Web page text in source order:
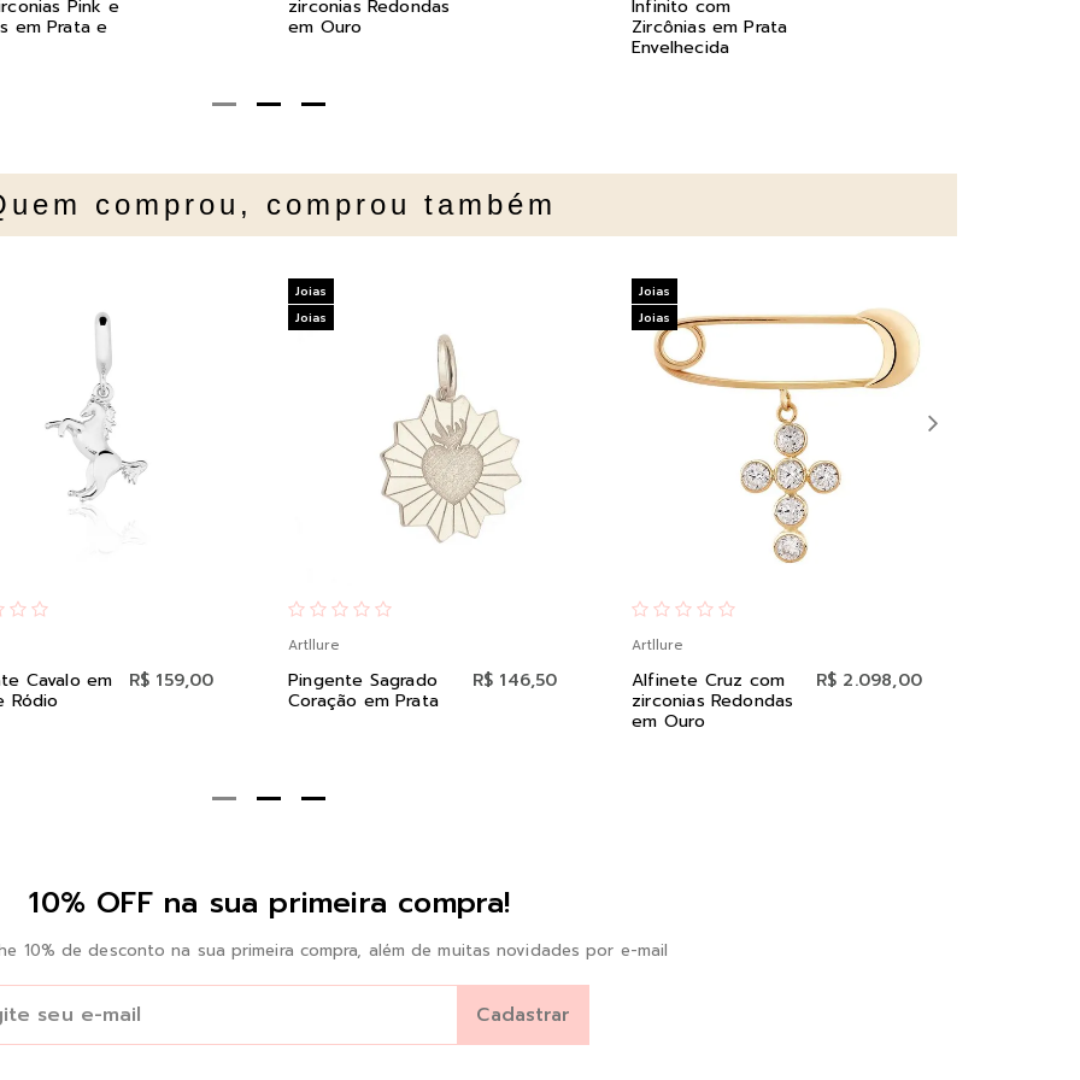
Pink e
em Prata e
zirconias Redondas
em Ouro
Infinito com
Zircônias em Prata
Envelhecida
comprou, comprou também
Cavalo em
Ródio
R$ 159,00
Artllure
Pingente Sagrado
Coração em Prata
R$ 146,50
Joias
Joias
Artllure
Alfinete Cruz com
zirconias Redondas
em Ouro
R$ 2.098,00
Joias
Joias
10% OFF na sua primeira compra!
10% de desconto na sua primeira compra, além de muitas novidades por e-mail